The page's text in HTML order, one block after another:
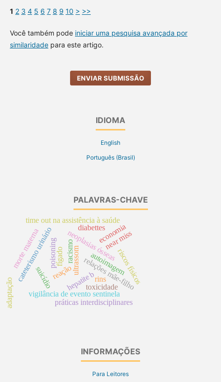
1 2 3 4 5 6 7 8 9 10 > >>
Você também pode iniciar uma pesquisa avançada por
similaridadepara este artigo.
ENVIAR SUBMISSÃO
IDIOMA
English
Português (Brasil)
PALAVRAS-CHAVE
hepatite b
neoplasias ósseas
poisoning ultrassom
cateterismo urinário near miss
time out na assistência à saúde
vigilância de evento sentinela
relações mãe-filho
riscos físicos
autoimagem
morte materna
práticas interdisciplinares
economia
suicídioreação
diabettes
toxicidade
fígado
rins
racismo
adaptação
INFORMAÇÕES
Para Leitores